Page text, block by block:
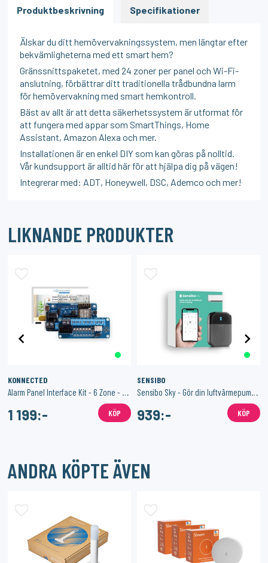
Produktbeskrivning Specifikationer
Älskar du ditt hemövervakningssystem, men längtar efter
bekvämligheterna med ett smart hem?
Gränssnittspaketet, med 24 zoner per panel och Wi-Fi-
anslutning, förbättrar ditt traditionella trådbundna larm
för hemövervakning med smart hemkontroll.
Bäst av allt är att detta säkerhetssystem är utformat för
att fungera med appar som SmartThings, Home
Assistant, Amazon Alexa och mer.
Installationen är en enkel DIY som kan göras på nolltid.
Vår kundsupport är alltid här för att hjälpa dig på vägen!
Integrerar med: ADT, Honeywell, DSC, Ademco och mer!
LIKNANDE PRODUKTER
KONNECTED
Alarm Panel Interface Kit - 6 Zone - Konnected
1 199:- KÖP
SENSIBO
Sensibo Sky - Gör din luftvärmepump/AC smart
939:- KÖP
ANDRA KÖPTE ÄVEN